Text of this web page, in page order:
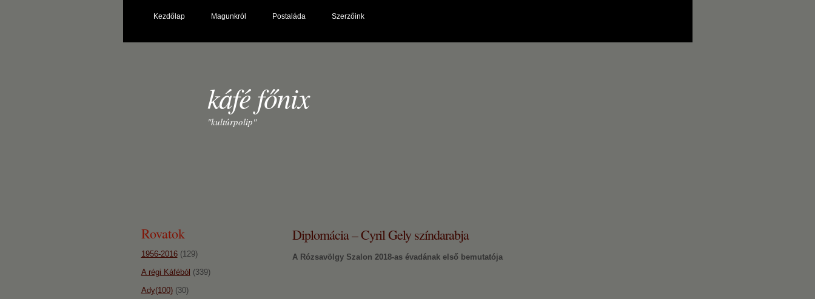
Kezdőlap Magunkról Postaláda Szerzőink
káfé főnix
"kultúrpolip"
Diplomácia – Cyril Gely színdarabja
A Rózsavölgy Szalon 2018-as évadának első bemutatója
Rovatok
1956-2016(129)
A régi Káféból (339)
Ady(100)(30)